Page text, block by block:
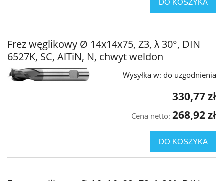
DO KOSZYKA
Frez węglikowy Ø 14x14x75, Z3, λ 30°, DIN
6527K, SC, AlTiN, N, chwyt weldon
Wysyłka w: do uzgodnienia
330,77 zł
Cena netto: 268,92 zł
DO KOSZYKA